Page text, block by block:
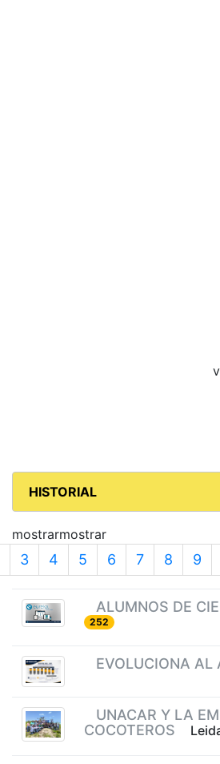
HISTORIAL
mostrarmostrar
3 4 5 6 7 8 9
ALUMNOS DE
252
EVOLUCIONA AL
UNACAR Y LA
COCOTEROS